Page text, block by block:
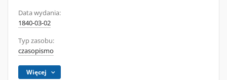
Data wydania:
1840-03-02
Typ zasobu:
czasopismo
Więcej